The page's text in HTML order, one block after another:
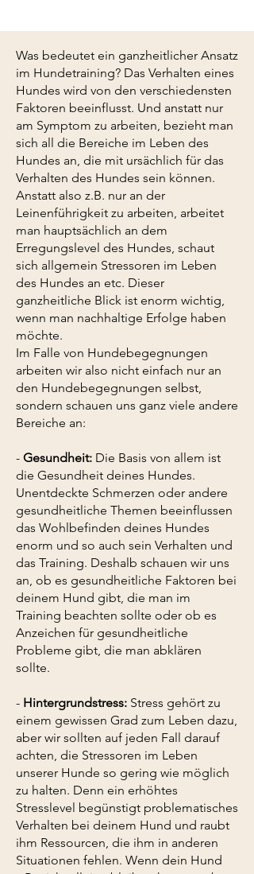
Was bedeutet ein ganzheitlicher Ansatz
im Hundetraining? Das Verhalten eines
Hundes wird von den verschiedensten
Faktoren beeinflusst. Und anstatt nur
am Symptom zu arbeiten, bezieht man
sich all die Bereiche im Leben des
Hundes an, die mit ursächlich für das
Verhalten des Hundes sein können.
Anstatt also z.B. nur an der
Leinenführigkeit zu arbeiten, arbeitet
man hauptsächlich an dem
Erregungslevel des Hundes, schaut
sich allgemein Stressoren im Leben
des Hundes an etc. Dieser
ganzheitliche Blick ist enorm wichtig,
wenn man nachhaltige Erfolge haben
möchte.
Im Falle von Hundebegegnungen
arbeiten wir also nicht einfach nur an
den Hundebegegnungen selbst,
sondern schauen uns ganz viele andere
Bereiche an:
- Gesundheit: Die Basis von allem ist
die Gesundheit deines Hundes.
Unentdeckte Schmerzen oder andere
gesundheitliche Themen beeinflussen
das Wohlbefinden deines Hundes
enorm und so auch sein Verhalten und
das Training. Deshalb schauen wir uns
an, ob es gesundheitliche Faktoren bei
deinem Hund gibt, die man im
Training beachten sollte oder ob es
Anzeichen für gesundheitliche
Probleme gibt, die man abklären
sollte.
- Hintergrundstress: Stress gehört zu
einem gewissen Grad zum Leben dazu,
aber wir sollten auf jeden Fall darauf
achten, die Stressoren im Leben
unserer Hunde so gering wie möglich
zu halten. Denn ein erhöhtes
Stresslevel begünstigt problematisches
Verhalten bei deinem Hund und raubt
ihm Ressourcen, die ihm in anderen
Situationen fehlen. Wenn dein Hund